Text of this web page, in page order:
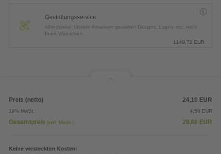
Gestaltungsservice
All-inclusive: Unsere Kreativen gestalten Designs, Logos, etc. nach
Ihren Wünschen.
1149,72 EUR
Preis (netto) 24,10 EUR
19% MwSt. 4,58 EUR
Gesamtpreis (inkl. MwSt.) 28,68 EUR
Keine versteckten Kosten: